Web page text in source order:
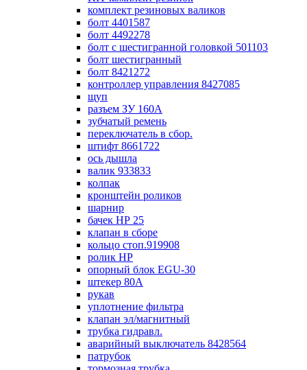
комплект резиновых валиков
болт 4401587
болт 4492278
болт с шестигранной головкой 501103
болт шестигранный
болт 8421272
контроллер управления 8427085
щуп
разъем ЗУ 160А
зубчатый ремень
переключатель в сбор.
штифт 8661722
ось дышла
валик 933833
колпак
кронштейн роликов
шарнир
бачек НР 25
клапан в сборе
кольцо стоп.919908
ролик НР
опорный блок EGU-30
штекер 80А
рукав
уплотнение фильтра
клапан эл/магнитный
трубка гидравл.
аварийный выключатель 8428564
патрубок